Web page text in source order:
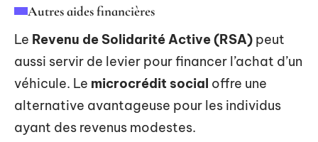
Autres aides financières
Le Revenu de Solidarité Active (RSA) peut
aussi servir de levier pour financer l’achat d’un
véhicule. Le microcrédit social offre une
alternative avantageuse pour les individus
ayant des revenus modestes.